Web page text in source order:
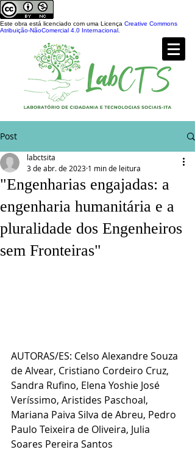
Este obra está licenciado com uma Licença Creative Commons
Atribuição-NãoComercial 4.0 Internacional
Post
"Engenharias engajadas: a
engenharia humanitária e a
pluralidade dos Engenheiros
sem Fronteiras"
labctsita
3 de abr. de 2023 1 min de leitura
AUTORAS/ES: Celso Alexandre Souza
de Alvear, Cristiano Cordeiro Cruz,
Sandra Rufino, Elena Yoshie José
Veríssimo, Aristides Paschoal,
Mariana Paiva Silva de Abreu, Pedro
Paulo Teixeira de Oliveira, Julia
Soares Pereira Santos